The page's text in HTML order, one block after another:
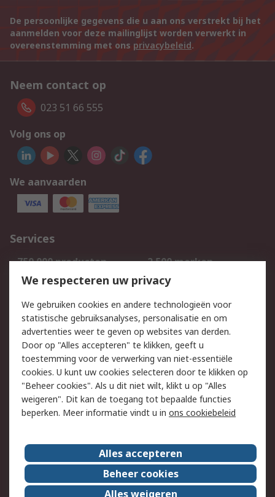
De persoonlijke gegevens die u aan ons verstrekt bij het
aanmelden voor deze mailinglijst worden verwerkt in
overeenstemming met ons privacybeleid.
Neem contact op
023 51 66 555
Volg ons op
We aanvaarden
Services
750.000 producten
2.500 merken
Bestellen
Inkoopoplossingen
Track & Trace
Wettelijk
Cookiebeleid
Email veiligheid
Privacybeleid
Websitevoorwaarden
Algemene
verkoopvoorwaarden
Over RS
RS Group
Over ons
RS wereldwijd
Werken bij RS
We respecteren uw privacy
We gebruiken cookies en andere technologieën voor
statistische gebruiksanalyses, personalisatie en om
advertenties weer te geven op websites van derden.
Door op "Alles accepteren" te klikken, geeft u
toestemming voor de verwerking van niet-essentiële
cookies. U kunt uw cookies selecteren door te klikken op
"Beheer cookies". Als u dit niet wilt, klikt u op "Alles
weigeren". Dit kan de toegang tot bepaalde functies
beperken. Meer informatie vindt u in ons cookiebeleid
Alles accepteren
Beheer cookies
Alles weigeren